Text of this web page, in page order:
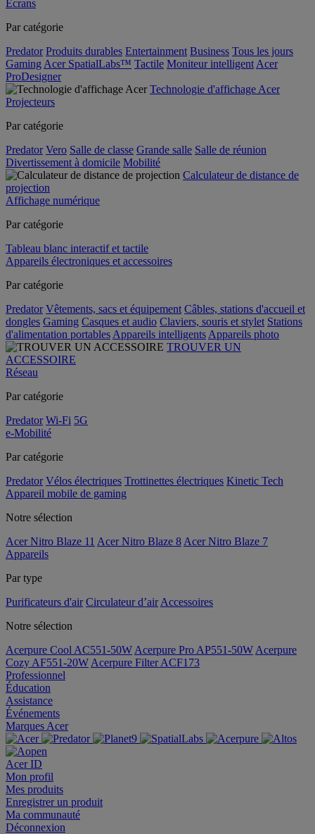
Écrans
Par catégorie
Predator Produits durables Entertainment Business Tous les jours
Gaming Acer SpatialLabs™ Tactile Moniteur intelligent Acer
ProDesigner
Technologie d'affichage Acer
Projecteurs
Par catégorie
Predator Vero Salle de classe Grande salle Salle de réunion
Divertissement à domicile Mobilité
Calculateur de distance de
projection
Affichage numérique
Par catégorie
Tableau blanc interactif et tactile
Appareils électroniques et accessoires
Par catégorie
Predator Vêtements, sacs et équipement Câbles, stations d'accueil et
dongles Gaming Casques et audio Claviers, souris et stylet Stations
d'alimentation portables Appareils intelligents Appareils photo
TROUVER UN
ACCESSOIRE
Réseau
Par catégorie
Predator Wi-Fi 5G
e-Mobilité
Par catégorie
Predator Vélos électriques Trottinettes électriques Kinetic Tech
Appareil mobile de gaming
Notre sélection
Acer Nitro Blaze 11 Acer Nitro Blaze 8 Acer Nitro Blaze 7
Appareils
Par type
Purificateurs d'air Circulateur d’air Accessoires
Notre sélection
Acerpure Cool AC551-50W Acerpure Pro AP551-50W Acerpure
Cozy AF551-20W Acerpure Filter ACF173
Professionnel
Éducation
Assistance
Événements
Marques Acer
Acer ID
Mon profil
Mes produits
Enregistrer un produit
Ma communauté
Déconnexion